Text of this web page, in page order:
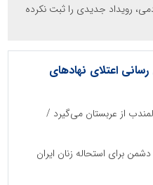
رویداد جدیدی را ثبت نکرده
رسانی اعتلای نهادهای
از عربستان می‌گیرد /
برای استحاله زنان ایران